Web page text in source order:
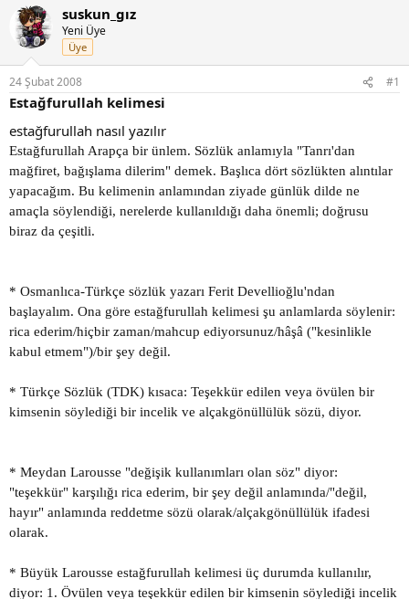
n
b
u
y
u
b
a
ş
l
a
t
a
n
ş
ı
ç
a
r
i
h
i
suskun_gız
Yeni Üye
Üye
24 Şubat 2008 #1
Estağfurullah kelimesi
estağfurullah nasıl yazılır
Estağfurullah Arapça bir ünlem. Sözlük anlamıyla "Tanrı'dan
mağfiret, bağışlama dilerim" demek. Başlıca dört sözlükten alıntılar
yapacağım. Bu kelimenin anlamından ziyade günlük dilde ne
amaçla söylendiği, nerelerde kullanıldığı daha önemli; doğrusu
biraz da çeşitli.
* Osmanlıca-Türkçe sözlük yazarı Ferit Devellioğlu'ndan
başlayalım. Ona göre estağfurullah kelimesi şu anlamlarda söylenir:
rica ederim/hiçbir zaman/mahcup ediyorsunuz/hâşâ ("kesinlikle
kabul etmem")/bir şey değil.
* Türkçe Sözlük (TDK) kısaca: Teşekkür edilen veya övülen bir
kimsenin söylediği bir incelik ve alçakgönüllülük sözü, diyor.
* Meydan Larousse "değişik kullanımları olan söz" diyor:
"teşekkür" karşılığı rica ederim, bir şey değil anlamında/"değil,
hayır" anlamında reddetme sözü olarak/alçakgönüllülük ifadesi
olarak.
* Büyük Larousse estağfurullah kelimesi üç durumda kullanılır,
diyor: 1. Övülen veya teşekkür edilen bir kimsenin söylediği incelik